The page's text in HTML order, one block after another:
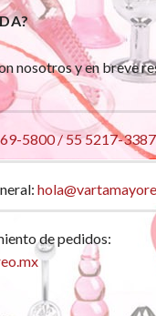
nosotros y en breve
5800 / 55 5217-3387
de pedidos: